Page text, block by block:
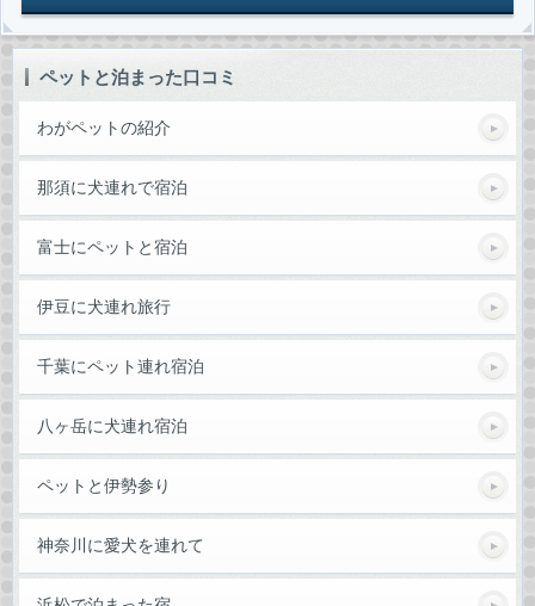
ペットと泊まった口コミ
わがペットの紹介
那須に犬連れで宿泊
富士にペットと宿泊
伊豆に犬連れ旅行
千葉にペット連れ宿泊
八ヶ岳に犬連れ宿泊
ペットと伊勢参り
神奈川に愛犬を連れて